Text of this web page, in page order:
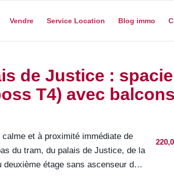
Vendre Service Location Blog immo
de Justice :
T4) avec
et à proximité immédiate de
du tram, du palais de Justice, de la
deuxième étage sans ascenseur d…